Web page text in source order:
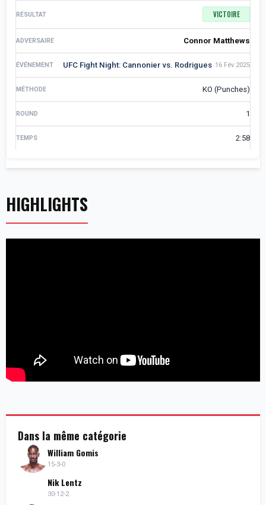
VICTOIRE
Connor Matthews
UFC Fight Night: Cannonier vs. Rodrigues 16 Fév 2025
KO (Punches)
1
2:58
HIGHLIGHTS
Dans la même catégorie
William Gomis
15-3-0
Nik Lentz
30-12-2